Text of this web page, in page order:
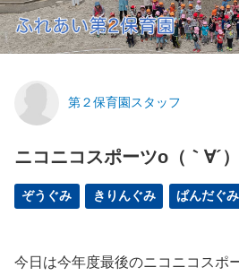
第２保育園スタッフ
ニコニコスポーツo（｀∀´
ぞうぐみ きりんぐみ ぱんだぐみ
今日は今年度最後のニコニコスポ